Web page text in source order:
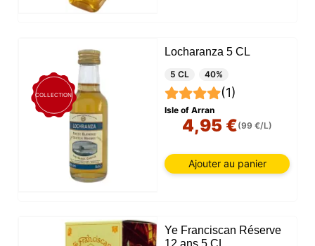
COLLECTION
Locharanza 5 CL
5 CL 40%
(1)
Isle of Arran
4,95 €(99 €/L)
Ajouter au panier
Ye Franciscan Réserve
12 ans 5 CL